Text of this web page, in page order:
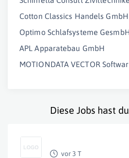
Cotton Classics Handels GmbH
Optimo Schlafsysteme
APL Apparatebau GmbH
MOTIONDATA VECTOR
Diese Jobs hast
vor 3 T